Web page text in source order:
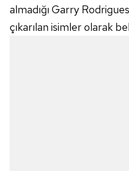
almadığı Garry
çıkarılan isimler olarak